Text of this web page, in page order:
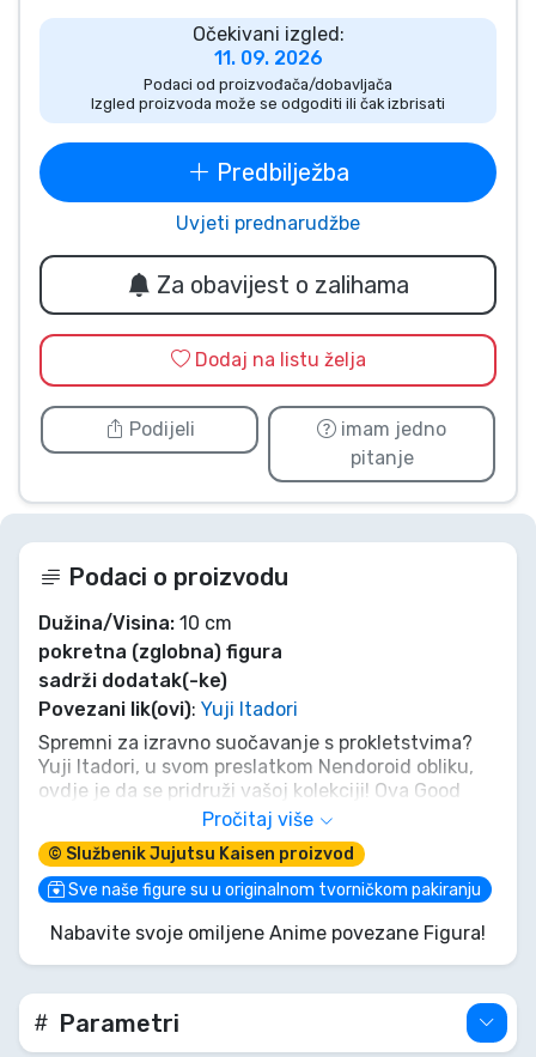
Očekivani izgled:
11. 09. 2026
Podaci od proizvođača/dobavljača
Izgled proizvoda može se odgoditi ili čak izbrisati
Predbilježba
Uvjeti prednarudžbe
Za obavijest o zalihama
Dodaj na listu želja
Podijeli
imam jedno
pitanje
Podaci o proizvodu
Dužina/Visina: 10 cm
pokretna (zglobna) figura
sadrži dodatak(-ke)
Povezani lik(ovi): Yuji Itadori
Spremni za izravno suočavanje s prokletstvima?
Yuji Itadori, u svom preslatkom Nendoroid obliku,
ovdje je da se pridruži vašoj kolekciji! Ova Good
Smile Company figura bilježi njegov nezaustavljiv
duh i zarazan osmijeh. Donesite kući Sukuninu
posudu i neka njegova energija napuni vašu
izložbu. Ne propustite ovu priliku da svom svijetu
dodate dašak Jujutsu Kaisen čarolije!
Pročitaj više
© Službenik Jujutsu Kaisen proizvod
Sve naše figure su u originalnom tvorničkom pakiranju
Nabavite svoje omiljene Anime povezane Figura!
Parametri
Vrste proizvoda